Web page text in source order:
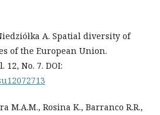
A. Spatial diversity of
of the European Union.
12, No. 7. DOI:
M.A.M., Rosina K., Barranco R.R.,